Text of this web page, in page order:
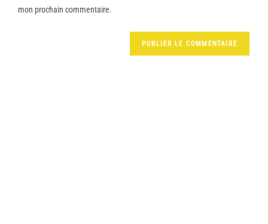
mon prochain commentaire.